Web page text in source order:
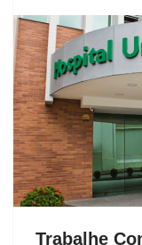
Trabalhe